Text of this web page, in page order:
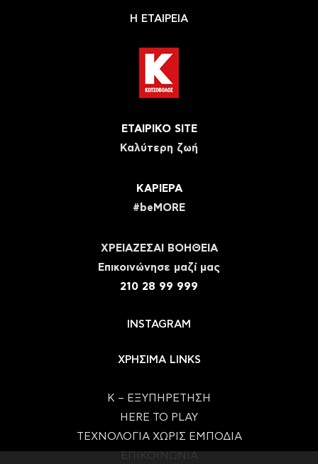
Η ΕΤΑΙΡΕΙΑ
ΕΤΑΙΡΙΚΟ SITE
Καλύτερη ζωή
ΚΑΡΙΕΡΑ
#beMORE
ΧΡΕΙΑΖΕΣΑΙ ΒΟΗΘΕΙΑ
Eπικοινώνησε μαζί μας
210 28 99 999
INSTAGRAM
ΧΡΗΣΙΜΑ LINKS
Κ – ΕΞΥΠΗΡΕΤΗΣΗ
HERE TO PLAY
ΤΕΧΝΟΛΟΓΙΑ ΧΩΡΙΣ ΕΜΠΟΔΙΑ